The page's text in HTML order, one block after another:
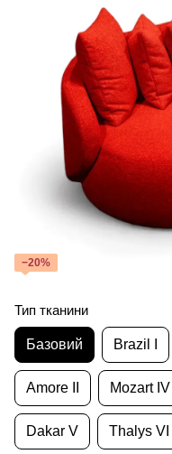
−20%
Тип тканини
Базовий Brazil I
Amore II Mozart IV
Dakar V Thalys VI